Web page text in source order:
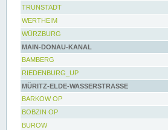
TRUNSTADT
WERTHEIM
WÜRZBURG
MAIN-DONAU-KANAL
BAMBERG
RIEDENBURG_UP
MÜRITZ-ELDE-WASSERSTRASSE
BARKOW OP
BOBZIN OP
BUROW